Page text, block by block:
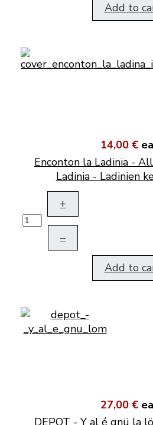
Add to
14,00 €
Enconton la Ladinia -
Ladinia - Ladinien
+
–
Add to
27,00 €
DEPOT - Y al é gnü la